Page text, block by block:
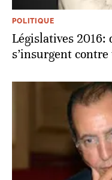
POLITIQUE
Législatives 2016:
s’insurgent